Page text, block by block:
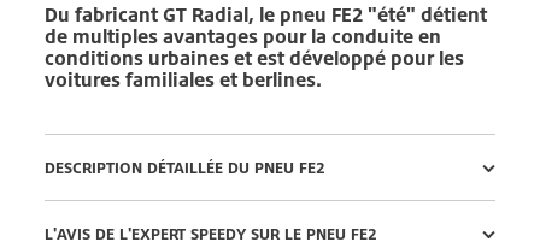
Du fabricantGT Radial, le pneu FE2 "été" détient
de multiples avantages pour la conduite en
conditions urbaines et est développé pour les
voitures familiales et berlines.
DESCRIPTION DÉTAILLÉE DU PNEU FE2
L'AVIS DE L'EXPERT SPEEDY SUR LE PNEU FE2